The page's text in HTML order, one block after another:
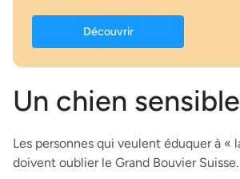
Découvrir
Un chien sensible
Les personnes qui veulent éduquer à «
doivent oublier le Grand Bouvier Suisse.